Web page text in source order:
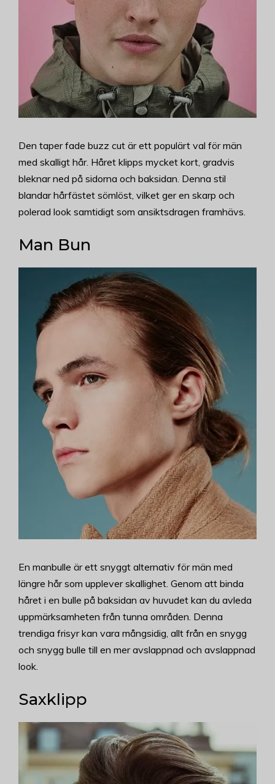
Den taper fade buzz cut är ett populärt val för män
med skalligt hår. Håret klipps mycket kort, gradvis
bleknar ned på sidorna och baksidan. Denna stil
blandar hårfästet sömlöst, vilket ger en skarp och
polerad look samtidigt som ansiktsdragen framhävs.
Man Bun
En manbulle är ett snyggt alternativ för män med
längre hår som upplever skallighet. Genom att binda
håret i en bulle på baksidan av huvudet kan du avleda
uppmärksamheten från tunna områden. Denna
trendiga frisyr kan vara mångsidig, allt från en snygg
och snygg bulle till en mer avslappnad och avslappnad
look.
Saxklipp